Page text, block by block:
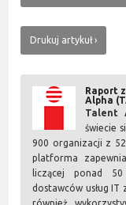
Drukuj artykuł
Raport
Alpha
Talent
świecie
900 organizacji z
platforma
liczącej ponad
dostawców usług
również